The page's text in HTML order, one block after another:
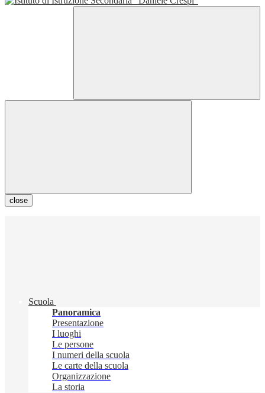
close
Scuola
Panoramica
Presentazione
I luoghi
Le persone
I numeri della scuola
Le carte della scuola
Organizzazione
La storia